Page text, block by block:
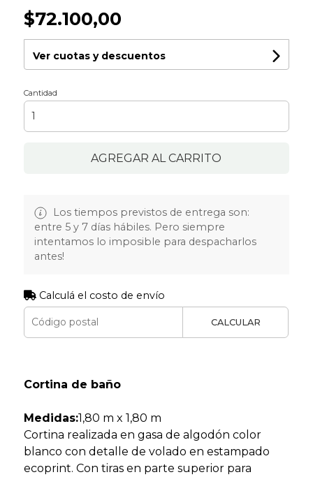
$72.100,00
Ver cuotas y descuentos
Cantidad
AGREGAR AL CARRITO
Los tiempos previstos de entrega son:
entre 5 y 7 días hábiles. Pero siempre
intentamos lo imposible para despacharlos
antes!
Calculá el costo de envío
CALCULAR
Cortina de baño
Medidas:1,80 m x 1,80 m
Cortina realizada en gasa de algodón color
blanco con detalle de volado en estampado
ecoprint. Con tiras en parte superior para